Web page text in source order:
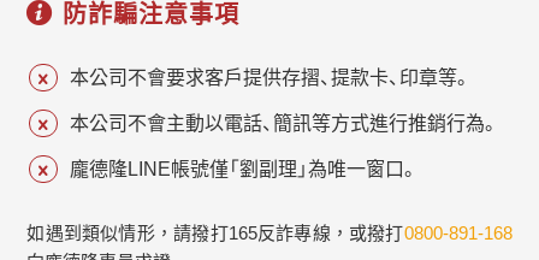
防詐騙注意事項
本公司不會要求客戶提供存摺、提款卡、印章等。
本公司不會主動以電話、簡訊等方式進行推銷行為。
龐德隆LINE帳號僅「劉副理」為唯一窗口。
如遇到類似情形，請撥打165反詐專線，或撥打0800-891-168